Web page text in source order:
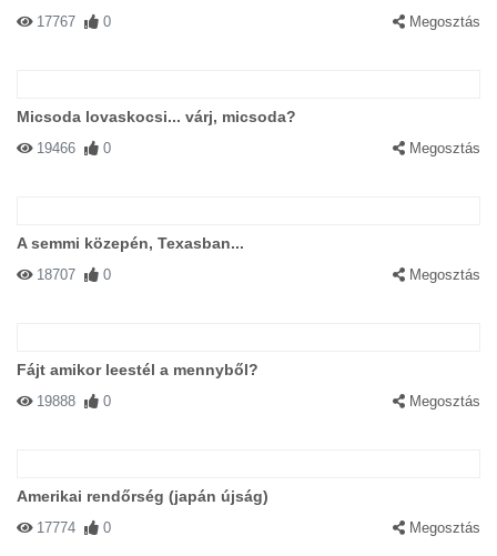
17767 0 Megosztás
Micsoda lovaskocsi... várj, micsoda?
19466 0 Megosztás
A semmi közepén, Texasban...
18707 0 Megosztás
Fájt amikor leestél a mennyből?
19888 0 Megosztás
Amerikai rendőrség (japán újság)
17774 0 Megosztás